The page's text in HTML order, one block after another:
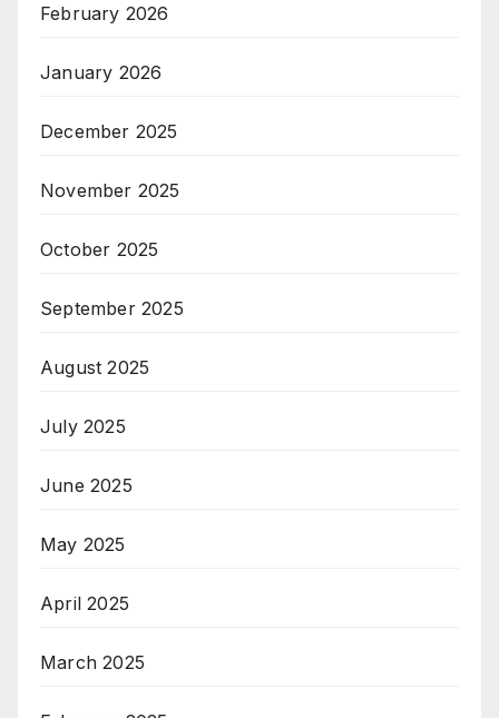
February 2026
January 2026
December 2025
November 2025
October 2025
September 2025
August 2025
July 2025
June 2025
May 2025
April 2025
March 2025